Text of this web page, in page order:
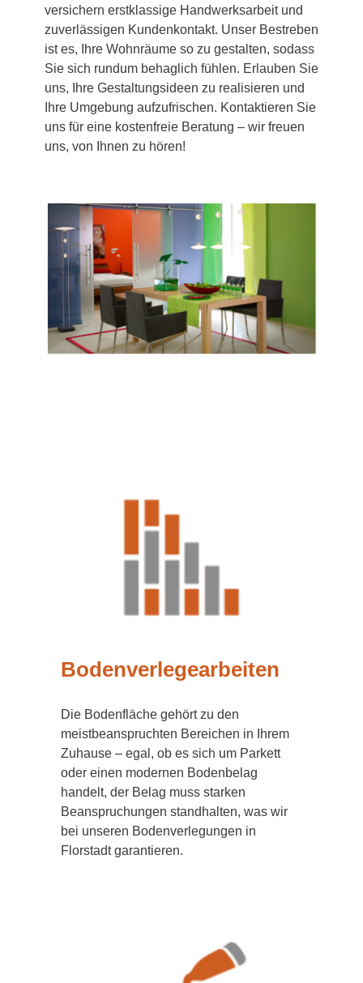
versichern erstklassige Handwerksarbeit und
zuverlässigen Kundenkontakt. Unser Bestreben
ist es, Ihre Wohnräume so zu gestalten, sodass
Sie sich rundum behaglich fühlen. Erlauben Sie
uns, Ihre Gestaltungsideen zu realisieren und
Ihre Umgebung aufzufrischen. Kontaktieren Sie
uns für eine kostenfreie Beratung – wir freuen
uns, von Ihnen zu hören!
Bodenverlegearbeiten
Die Bodenfläche gehört zu den
meistbeanspruchten Bereichen in Ihrem
Zuhause – egal, ob es sich um Parkett
oder einen modernen Bodenbelag
handelt, der Belag muss starken
Beanspruchungen standhalten, was wir
bei unseren Bodenverlegungen in
Florstadt garantieren.